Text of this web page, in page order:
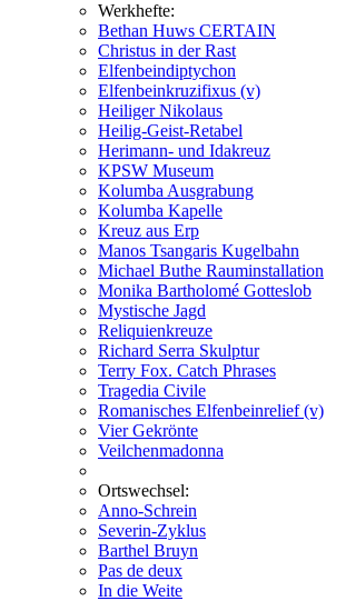
Werkhefte:
Bethan Huws CERTAIN
Christus in der Rast
Elfenbeindiptychon
Elfenbeinkruzifixus (v)
Heiliger Nikolaus
Heilig-Geist-Retabel
Herimann- und Idakreuz
KPSW Museum
Kolumba Ausgrabung
Kolumba Kapelle
Kreuz aus Erp
Manos Tsangaris Kugelbahn
Michael Buthe Rauminstallation
Monika Bartholomé Gotteslob
Mystische Jagd
Reliquienkreuze
Richard Serra Skulptur
Terry Fox. Catch Phrases
Tragedia Civile
Romanisches Elfenbeinrelief (v)
Vier Gekrönte
Veilchenmadonna
Ortswechsel:
Anno-Schrein
Severin-Zyklus
Barthel Bruyn
Pas de deux
In die Weite